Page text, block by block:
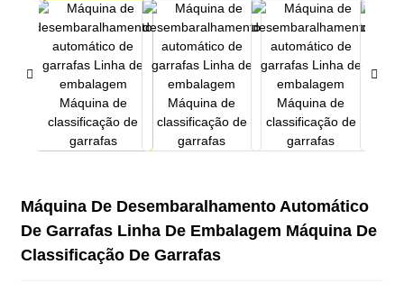
Máquina De Desembaralhamento Automático
De Garrafas Linha De Embalagem Máquina De
Classificação De Garrafas